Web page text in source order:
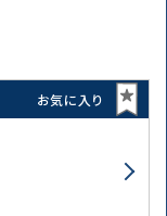
お気に入り